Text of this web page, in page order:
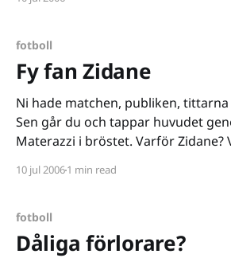
Zizou, att bli ihågkommen för det här... Varför
uttalar sig de närmaste dagarna.
fotboll
Fy fan Zidane
Ni hade matchen, publiken,
Sen går du och tappar huvudet
Materazzi i bröstet. Varför Zidane?
bättre. Speciellt med tanke på att
10 jul 20061 min read
fotboll
Dåliga förlorare?